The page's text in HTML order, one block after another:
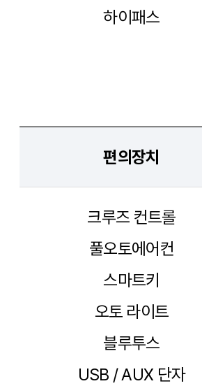
하이패스
편의장치
크루즈 컨트롤
풀오토에어컨
스마트키
오토 라이트
블루투스
USB / AUX 단자